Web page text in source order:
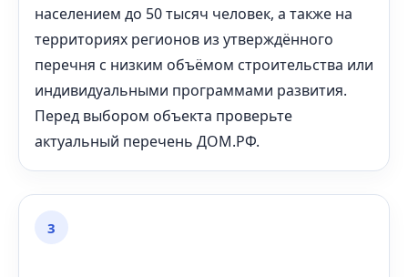
населением до 50 тысяч человек, а также на
территориях регионов из утверждённого
перечня с низким объёмом строительства или
индивидуальными программами развития.
Перед выбором объекта проверьте
актуальный перечень ДОМ.РФ.
3